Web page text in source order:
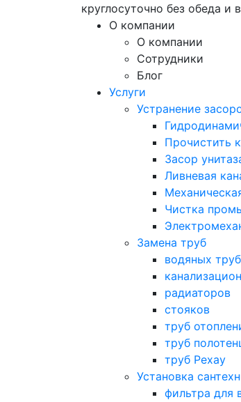
круглосуточно без обеда и
О компании
О компании
Сотрудники
Блог
Услуги
Устранение
Прочистить
Засор
Ливневая
Чистка
Замена труб
водяных
радиаторов
стояков
труб
труб
труб Рехау
Установка
фильтра для